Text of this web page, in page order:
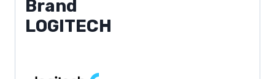
Brand
LOGITECH